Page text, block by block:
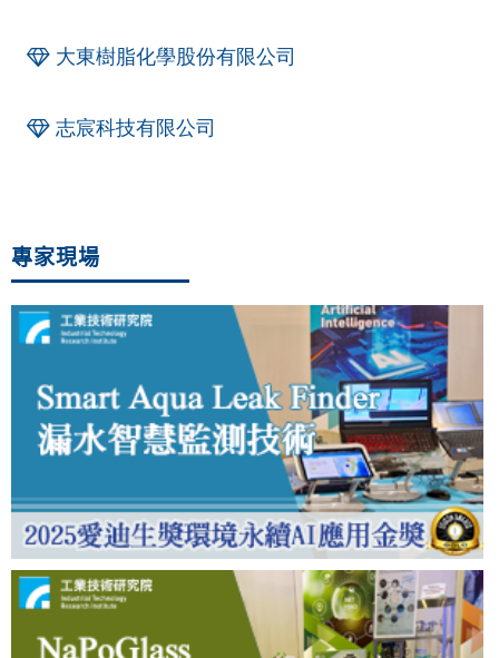
大東樹脂化學股份有限公司
志宸科技有限公司
專家現場